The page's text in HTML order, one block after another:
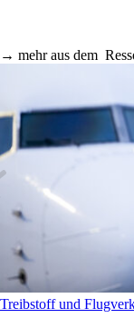
→ mehr aus dem
Treibstoff und